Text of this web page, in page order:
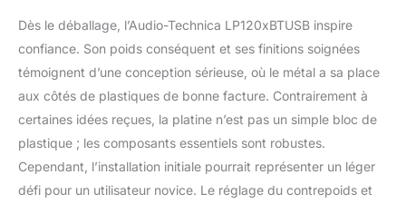
conversion CA/CC en
dehors du châssis,
réduisant le bruit dans
la chaîne du signal
Dès le déballage, l’Audio-Technica LP120xBTUSB inspire
confiance. Son poids conséquent et ses finitions soignées
témoignent d’une conception sérieuse, où le métal a sa place
aux côtés de plastiques de bonne facture. Contrairement à
certaines idées reçues, la platine n’est pas un simple bloc de
plastique ; les composants essentiels sont robustes.
Cependant, l’installation initiale pourrait représenter un léger
défi pour un utilisateur novice. Le réglage du contrepoids et